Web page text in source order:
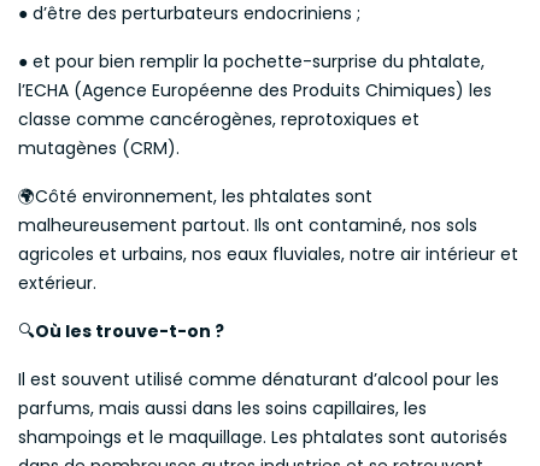
● d’être des perturbateurs endocriniens ;
● et pour bien remplir la pochette-surprise du phtalate,
l’ECHA (Agence Européenne des Produits Chimiques) les
classe comme cancérogènes, reprotoxiques et
mutagènes (CRM).
🌍Côté environnement, les phtalates sont
malheureusement partout. Ils ont contaminé, nos sols
agricoles et urbains, nos eaux fluviales, notre air intérieur et
extérieur.
🔍Où les trouve-t-on ?
Il est souvent utilisé comme dénaturant d’alcool pour les
parfums, mais aussi dans les soins capillaires, les
shampoings et le maquillage. Les phtalates sont autorisés